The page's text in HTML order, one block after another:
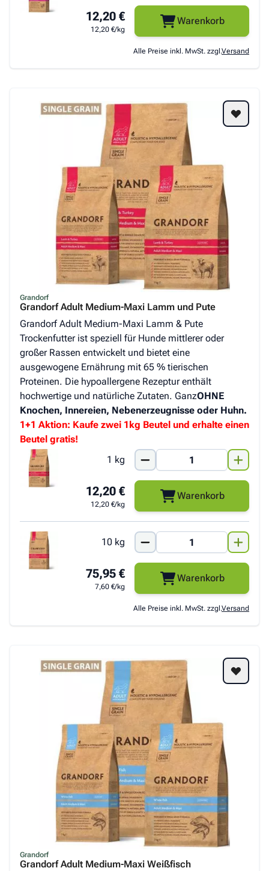
12,20 €
12,20 €/kg
Warenkorb
Alle Preise inkl. MwSt. zzgl.Versand
Grandorf
Grandorf Adult Medium-Maxi Lamm und Pute
Grandorf Adult Medium-Maxi Lamm & Pute
Trockenfutter ist speziell für Hunde mittlerer oder
großer Rassen entwickelt und bietet eine
ausgewogene Ernährung mit 65 % tierischen
Proteinen. Die hypoallergene Rezeptur enthält
hochwertige und natürliche Zutaten. GanzOHNE
Knochen, Innereien, Nebenerzeugnisse oder Huhn.
1+1 Aktion: Kaufe zwei 1kg Beutel und erhalte einen
Beutel gratis!
1 kg
12,20 €
12,20 €/kg
Warenkorb
10 kg
75,95 €
7,60 €/kg
Warenkorb
Alle Preise inkl. MwSt. zzgl.Versand
Grandorf
Grandorf Adult Medium-Maxi Weißfisch